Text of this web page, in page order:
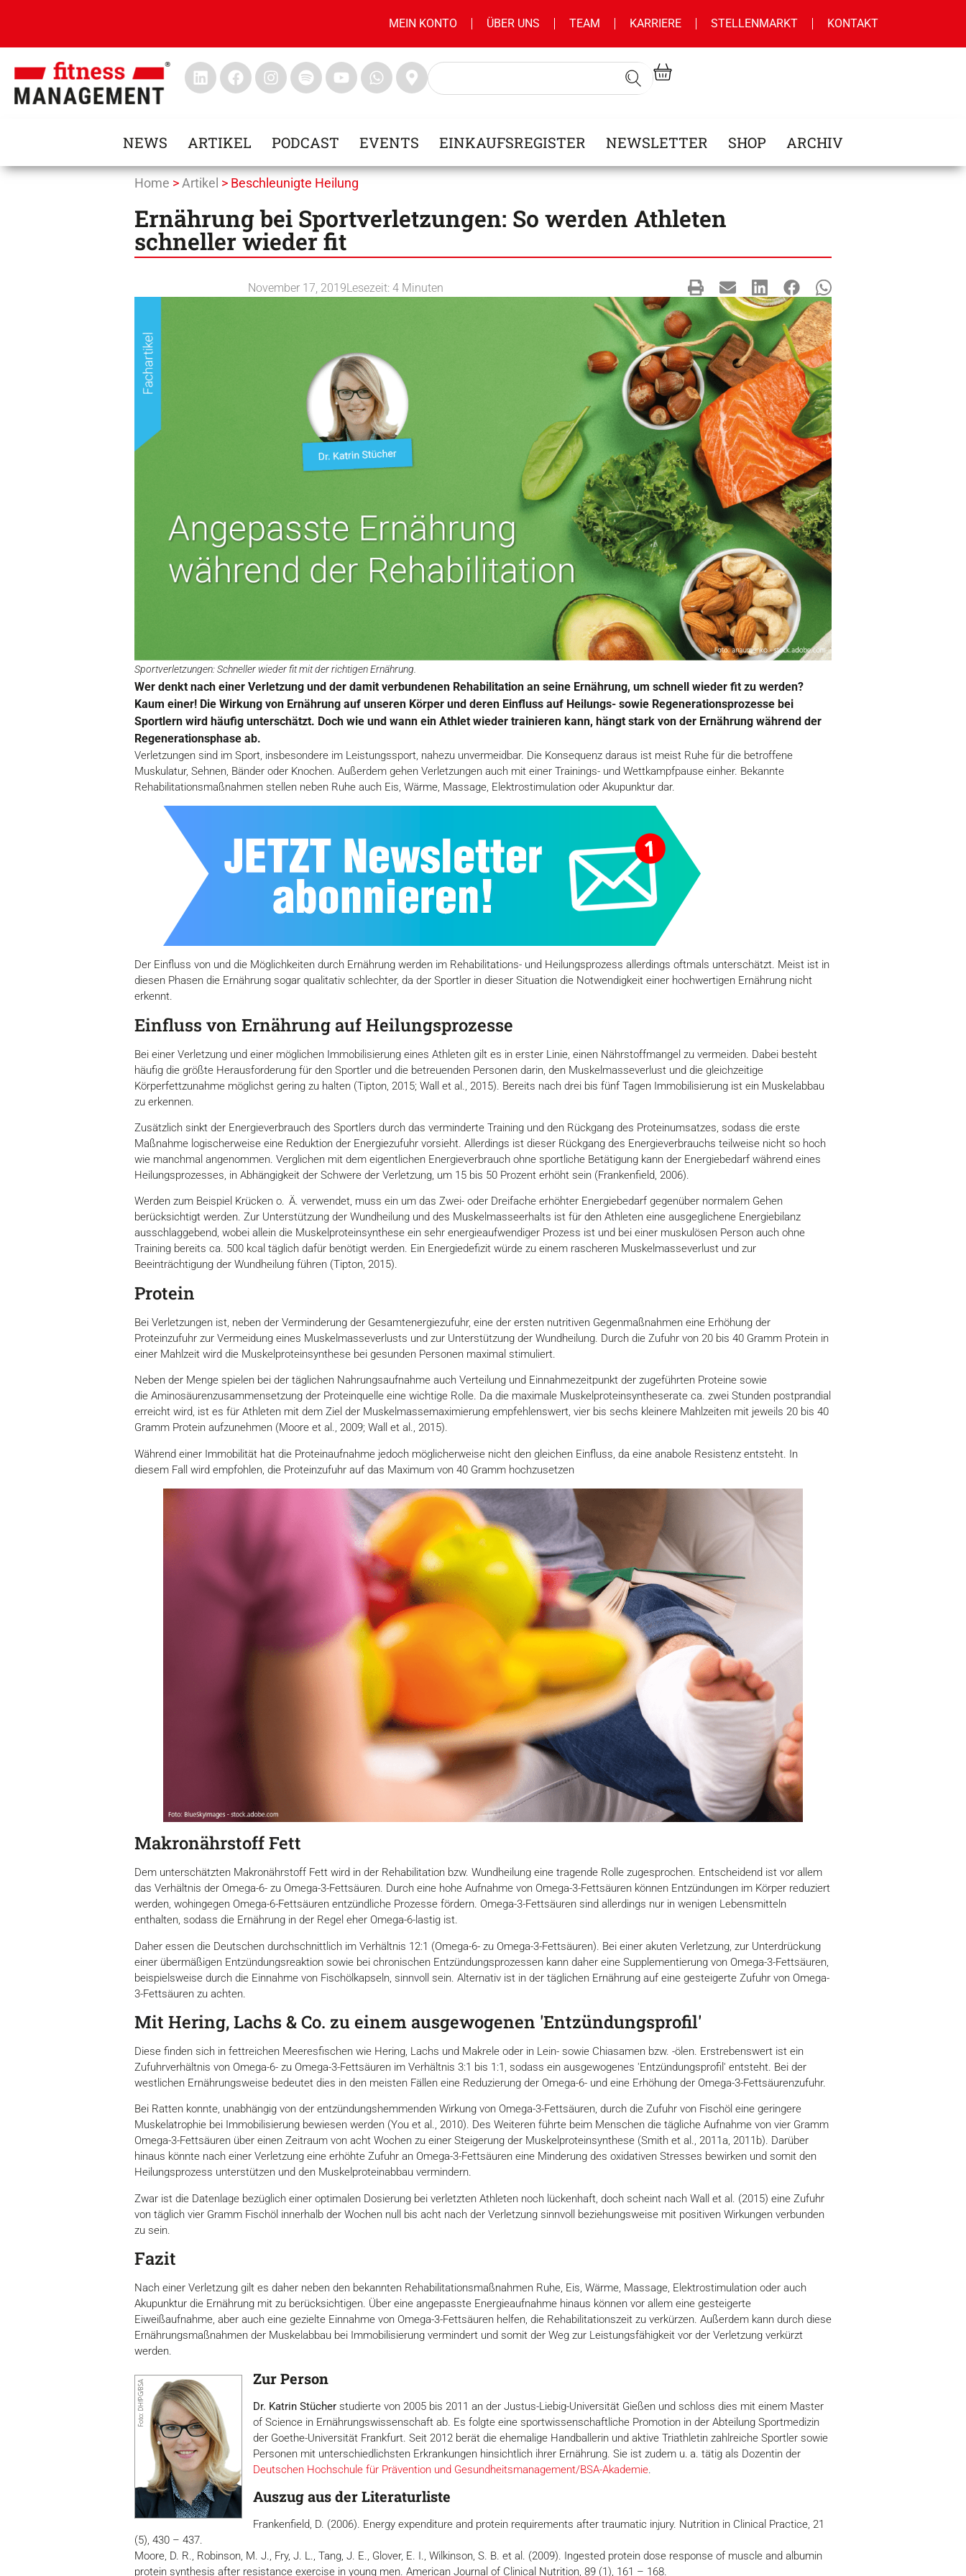
MEIN KONTO ÜBER UNS TEAM KARRIERE STELLENMARKT KONTAKT
NEWS ARTIKEL PODCAST EVENTS EINKAUFSREGISTER NEWSLETTER SHOP ARCHIV
Home > Artikel > Beschleunigte Heilung
Ernährung bei Sportverletzungen: So werden Athleten
schneller wieder fit
November 17, 2019Lesezeit: 4 Minuten
Sportverletzungen: Schneller wieder fit mit der richtigen Ernährung.
Wer denkt nach einer Verletzung und der damit verbundenen Rehabilitation an seine Ernährung, um schnell wieder fit zu werden?
Kaum einer! Die Wirkung von Ernährung auf unseren Körper und deren Einfluss auf Heilungs- sowie Regenerationsprozesse bei
Sportlern wird häufig unterschätzt. Doch wie und wann ein Athlet wieder trainieren kann, hängt stark von der Ernährung während der
Regenerationsphase ab.
Verletzungen sind im Sport, insbesondere im Leistungssport, nahezu unvermeidbar. Die Konsequenz daraus ist meist Ruhe für die betroffene
Muskulatur, Sehnen, Bänder oder Knochen. Außerdem gehen Verletzungen auch mit einer Trainings- und Wettkampfpause einher. Bekannte
Rehabilitationsmaßnahmen stellen neben Ruhe auch Eis, Wärme, Massage, Elektrostimulation oder Akupunktur dar.
Der Einfluss von und die Möglichkeiten durch Ernährung werden im Rehabilitations- und Heilungsprozess allerdings oftmals unterschätzt. Meist ist in
diesen Phasen die Ernährung sogar qualitativ schlechter, da der Sportler in dieser Situation die Notwendigkeit einer hochwertigen Ernährung nicht
erkennt.
Einfluss von Ernährung auf Heilungsprozesse
Bei einer Verletzung und einer möglichen Immobilisierung eines Athleten gilt es in erster Linie, einen Nährstoffmangel zu vermeiden. Dabei besteht
häufig die größte Herausforderung für den Sportler und die betreuenden Personen darin, den Muskelmasseverlust und die gleichzeitige
Körperfettzunahme möglichst gering zu halten (Tipton, 2015; Wall et al., 2015). Bereits nach drei bis fünf Tagen Immobilisierung ist ein Muskelabbau
zu erkennen.
Zusätzlich sinkt der Energieverbrauch des Sportlers durch das verminderte Training und den Rückgang des Proteinumsatzes, sodass die erste
Maßnahme logischerweise eine Reduktion der Energiezufuhr vorsieht. Allerdings ist dieser Rückgang des Energieverbrauchs teilweise nicht so hoch
wie manchmal angenommen. Verglichen mit dem eigentlichen Energieverbrauch ohne sportliche Betätigung kann der Energiebedarf während eines
Heilungsprozesses, in Abhängigkeit der Schwere der Verletzung, um 15 bis 50 Prozent erhöht sein (Frankenfield, 2006).
Werden zum Beispiel Krücken o. Ä. verwendet, muss ein um das Zwei- oder Dreifache erhöhter Energiebedarf gegenüber normalem Gehen
berücksichtigt werden. Zur Unterstützung der Wundheilung und des Muskelmasseerhalts ist für den Athleten eine ausgeglichene Energiebilanz
ausschlaggebend, wobei allein die Muskelproteinsynthese ein sehr energieaufwendiger Prozess ist und bei einer muskulösen Person auch ohne
Training bereits ca. 500 kcal täglich dafür benötigt werden. Ein Energiedefizit würde zu einem rascheren Muskelmasseverlust und zur
Beeinträchtigung der Wundheilung führen (Tipton, 2015).
Protein
Bei Verletzungen ist, neben der Verminderung der Gesamtenergiezufuhr, eine der ersten nutritiven Gegenmaßnahmen eine Erhöhung der
Proteinzufuhr zur Vermeidung eines Muskelmasseverlusts und zur Unterstützung der Wundheilung. Durch die Zufuhr von 20 bis 40 Gramm Protein in
einer Mahlzeit wird die Muskelproteinsynthese bei gesunden Personen maximal stimuliert.
Neben der Menge spielen bei der täglichen Nahrungsaufnahme auch Verteilung und Einnahmezeitpunkt der zugeführten Proteine sowie
die Aminosäurenzusammensetzung der Proteinquelle eine wichtige Rolle. Da die maximale Muskelproteinsyntheserate ca. zwei Stunden postprandial
erreicht wird, ist es für Athleten mit dem Ziel der Muskelmassemaximierung empfehlenswert, vier bis sechs kleinere Mahlzeiten mit jeweils 20 bis 40
Gramm Protein aufzunehmen (Moore et al., 2009; Wall et al., 2015).
Während einer Immobilität hat die Proteinaufnahme jedoch möglicherweise nicht den gleichen Einfluss, da eine anabole Resistenz entsteht. In
diesem Fall wird empfohlen, die Proteinzufuhr auf das Maximum von 40 Gramm hochzusetzen
Makronährstoff Fett
Dem unterschätzten Makronährstoff Fett wird in der Rehabilitation bzw. Wundheilung eine tragende Rolle zugesprochen. Entscheidend ist vor allem
das Verhältnis der Omega-6- zu Omega-3-Fettsäuren. Durch eine hohe Aufnahme von Omega-3-Fettsäuren können Entzündungen im Körper reduziert
werden, wohingegen Omega-6-Fettsäuren entzündliche Prozesse fördern. Omega-3-Fettsäuren sind allerdings nur in wenigen Lebensmitteln
enthalten, sodass die Ernährung in der Regel eher Omega-6-lastig ist.
Daher essen die Deutschen durchschnittlich im Verhältnis 12:1 (Omega-6- zu Omega-3-Fettsäuren). Bei einer akuten Verletzung, zur Unterdrückung
einer übermäßigen Entzündungsreaktion sowie bei chronischen Entzündungsprozessen kann daher eine Supplementierung von Omega-3-Fettsäuren,
beispielsweise durch die Einnahme von Fischölkapseln, sinnvoll sein. Alternativ ist in der täglichen Ernährung auf eine gesteigerte Zufuhr von Omega-
3-Fettsäuren zu achten.
Mit Hering, Lachs & Co. zu einem ausgewogenen 'Entzündungsprofil'
Diese finden sich in fettreichen Meeresfischen wie Hering, Lachs und Makrele oder in Lein- sowie Chiasamen bzw. -ölen. Erstrebenswert ist ein
Zufuhrverhältnis von Omega-6- zu Omega-3-Fettsäuren im Verhältnis 3:1 bis 1:1, sodass ein ausgewogenes 'Entzündungsprofil' entsteht. Bei der
westlichen Ernährungsweise bedeutet dies in den meisten Fällen eine Reduzierung der Omega-6- und eine Erhöhung der Omega-3-Fettsäurenzufuhr.
Bei Ratten konnte, unabhängig von der entzündungshemmenden Wirkung von Omega-3-Fettsäuren, durch die Zufuhr von Fischöl eine geringere
Muskelatrophie bei Immobilisierung bewiesen werden (You et al., 2010). Des Weiteren führte beim Menschen die tägliche Aufnahme von vier Gramm
Omega-3-Fettsäuren über einen Zeitraum von acht Wochen zu einer Steigerung der Muskelproteinsynthese (Smith et al., 2011a, 2011b). Darüber
hinaus könnte nach einer Verletzung eine erhöhte Zufuhr an Omega-3-Fettsäuren eine Minderung des oxidativen Stresses bewirken und somit den
Heilungsprozess unterstützen und den Muskelproteinabbau vermindern.
Zwar ist die Datenlage bezüglich einer optimalen Dosierung bei verletzten Athleten noch lückenhaft, doch scheint nach Wall et al. (2015) eine Zufuhr
von täglich vier Gramm Fischöl innerhalb der Wochen null bis acht nach der Verletzung sinnvoll beziehungsweise mit positiven Wirkungen verbunden
zu sein.
Fazit
Nach einer Verletzung gilt es daher neben den bekannten Rehabilitationsmaßnahmen Ruhe, Eis, Wärme, Massage, Elektrostimulation oder auch
Akupunktur die Ernährung mit zu berücksichtigen. Über eine angepasste Energieaufnahme hinaus können vor allem eine gesteigerte
Eiweißaufnahme, aber auch eine gezielte Einnahme von Omega-3-Fettsäuren helfen, die Rehabilitationszeit zu verkürzen. Außerdem kann durch diese
Ernährungsmaßnahmen der Muskelabbau bei Immobilisierung vermindert und somit der Weg zur Leistungsfähigkeit vor der Verletzung verkürzt
werden.
Zur Person
Dr. Katrin Stücher studierte von 2005 bis 2011 an der Justus-Liebig-Universität Gießen und schloss dies mit einem Master
of Science in Ernährungswissenschaft ab. Es folgte eine sportwissenschaftliche Promotion in der Abteilung Sportmedizin
der Goethe-Universität Frankfurt. Seit 2012 berät die ehemalige Handballerin und aktive Triathletin zahlreiche Sportler sowie
Personen mit unterschiedlichsten Erkrankungen hinsichtlich ihrer Ernährung. Sie ist zudem u. a. tätig als Dozentin der
Deutschen Hochschule für Prävention und Gesundheitsmanagement/BSA-Akademie.
Auszug aus der Literaturliste
Frankenfield, D. (2006). Energy expenditure and protein requirements after traumatic injury. Nutrition in Clinical Practice, 21
(5), 430 – 437.
Moore, D. R., Robinson, M. J., Fry, J. L., Tang, J. E., Glover, E. I., Wilkinson, S. B. et al. (2009). Ingested protein dose response of muscle and albumin
protein synthesis after resistance exercise in young men. American Journal of Clinical Nutrition, 89 (1), 161 – 168.